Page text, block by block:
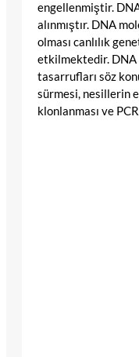
engellenmiştir.
alınmıştır. DNA
olması canlılık
etkilmektedir. DNA
tasarrufları söz
sürmesi, nesillerin
klonlanması ve